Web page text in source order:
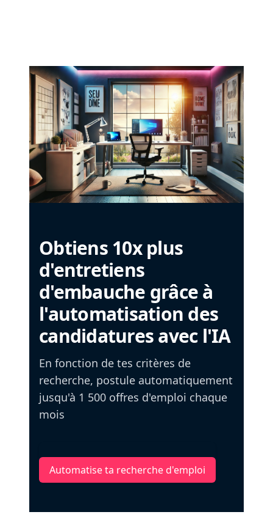
Obtiens 10x plus
d'entretiens
d'embauche grâce à
l'automatisation des
candidatures avec l'IA
En fonction de tes critères de
recherche, postule automatiquement
jusqu'à 1 500 offres d'emploi chaque
mois
Automatise ta recherche d'emploi